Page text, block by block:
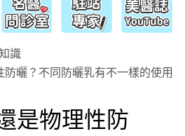
識
曬？不同防曬乳有不一樣的使用
是物理性防